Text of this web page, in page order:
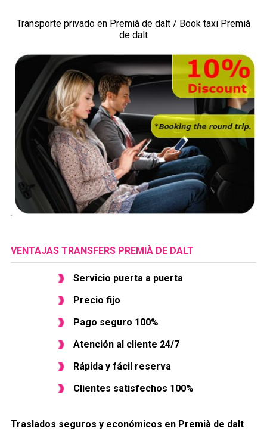
Transporte privado en Premià de dalt / Book taxi Premià
de dalt
VENTAJAS TRANSFERS PREMIÀ DE DALT
Servicio puerta a puerta
Precio fijo
Pago seguro 100%
Atención al cliente 24/7
Rápida y fácil reserva
Clientes satisfechos 100%
Traslados seguros y económicos en ​Premià de dalt